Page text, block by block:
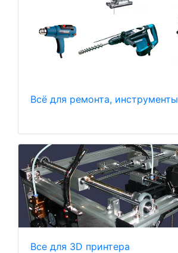
Всё для ремонта, инструменты
Все для 3D принтера